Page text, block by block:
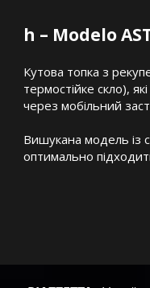
h – Modelo
Кутова топка з
термостійке скло),
через мобільний
Вишукана модель із
оптимально